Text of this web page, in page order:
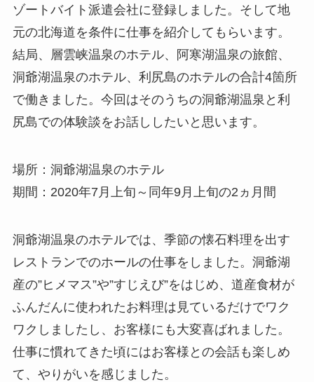
ゾートバイト派遣会社に登録しました。そして地
元の北海道を条件に仕事を紹介してもらいます。
結局、層雲峡温泉のホテル、阿寒湖温泉の旅館、
洞爺湖温泉のホテル、利尻島のホテルの合計4箇所
で働きました。今回はそのうちの洞爺湖温泉と利
尻島での体験談をお話ししたいと思います。
場所：洞爺湖温泉のホテル
期間：2020年7月上旬～同年9月上旬の2ヵ月間
洞爺湖温泉のホテルでは、季節の懐石料理を出す
レストランでのホールの仕事をしました。洞爺湖
産の”ヒメマス”や”すじえび”をはじめ、道産食材が
ふんだんに使われたお料理は見ているだけでワク
ワクしましたし、お客様にも大変喜ばれました。
仕事に慣れてきた頃にはお客様との会話も楽しめ
て、やりがいを感じました。